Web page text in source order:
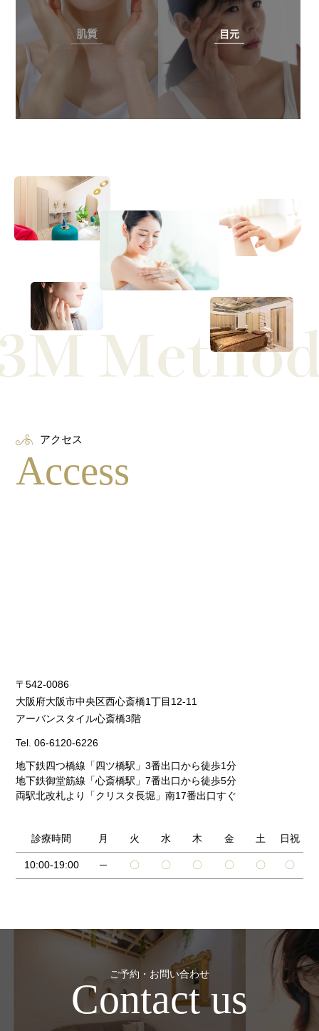
肌質 目元
アクセス
Access
〒542-0086
大阪府大阪市中央区西心斎橋1丁目12-11
アーバンスタイル心斎橋3階
Tel.06-6120-6226
地下鉄四つ橋線「四ツ橋駅」3番出口から徒歩1分
地下鉄御堂筋線「心斎橋駅」7番出口から徒歩5分
両駅北改札より「クリスタ長堀」南17番出口すぐ
診療時間 月 火 水 木 金 土 日祝
10:00-19:00 ─ 〇 〇 〇 〇 〇 〇
ご予約・お問い合わせ
Contact us